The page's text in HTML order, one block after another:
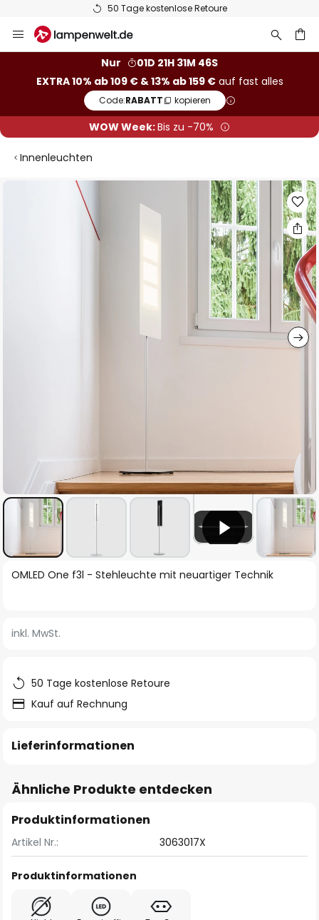
50 Tage kostenlose Retoure
Inhalt
Nur
01D 21H 31M 45S
EXTRA 10% ab 109 € & 13% ab 159 €auf fast alles
Code:RABATT kopieren
WOW Week:Bis zu -70%
Innenleuchten
Zum
springen
OMLED One f3l - Stehleuchte mit neuartiger Technik
inkl. MwSt.
50 Tage kostenlose Retoure
Kauf auf Rechnung
Lieferinformationen
Ähnliche Produkte entdecken
Produktinformationen
Artikel Nr.: 3063017X
Produktinformationen